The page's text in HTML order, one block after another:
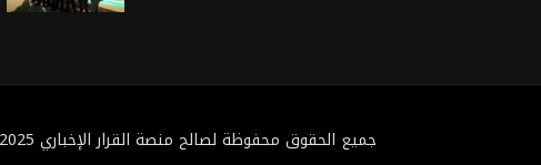
جميع الحقوق محفوظة لصالح منصة القرار الإخباري 2025@ تطوير